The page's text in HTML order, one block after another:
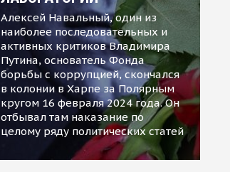
Алексей Навальный, один из
наиболее последовательных и
активных критиков Владимира
Путина, основатель Фонда
борьбы с коррупцией, скончался
в колонии в Харпе за Полярным
кругом 16 февраля 2024 года. Он
отбывал там наказание по
целому ряду политических статей